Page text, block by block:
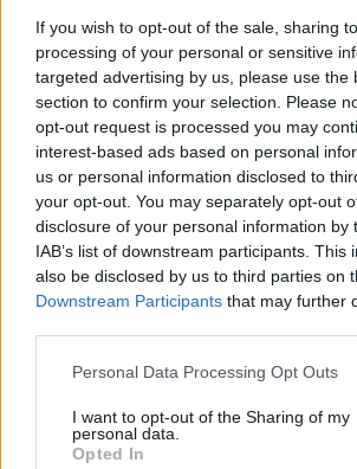
If you wish to opt-out of the sale, sharing
processing of your personal or sensitive
targeted advertising by us, please use the
section to confirm your selection. Please
opt-out request is processed you may
interest-based ads based on personal
us or personal information disclosed to
your opt-out. You may separately opt-out
disclosure of your personal information by
IAB’s list of downstream participants. This
also be disclosed by us to third parties on
Downstream Participants that may further
Please note that this website/app uses
not limited to your visit or usage behaviour.
grant or deny consent to Google and its
Personal Data Processing Opt Outs
I want to opt-out of the Sharing of my
personal data.
Opted In
Meglepte az ETO kirúgott
hogy feljutó helyen
"A riválisoknak ez nyilván
szemét, ezért kritizáltak"
NB II
Megerősítve:
vezetőedzőjét az
NB II-es rangadó
Sokba kerülhet az
Leválthatja edzőjét